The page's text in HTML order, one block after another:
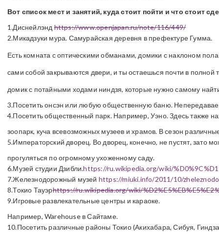
Вот список мест и занятий, куда стоит пойти и что стоит
1.Диснейлэндhttps://www.openjapan.ru/note/116/449/
2.Микадзуки мура. Самурайская деревня в префектуре Гумма.
Есть комната с оптическими обманами, домики с наклоном
сами собой закрываются двери, и ты остаешься почти в полной
домик с потайными ходами ниндзя, которые нужно самому
3.Посетить онсэн или любую общественную баню.
4.Посетить общественный парк. Например, Уэно. Здесь также
зоопарк, куча всевозможных музеев и храмов. В сезон
5.Императорский дворец. Во дворец, конечно, не пустят, зато
прогуляться по огромному ухоженному саду.
6.Музей студии Дзибли.https://ru.wikipedia.org/wiki/
7.Железнодорожный музей https://miuki.info/2011/10/
8.Токио Тауэрhttps://ru.wikipedia.org/wiki/
9.Игровые развлекательные центры и караоке.
Например, Warehouse в Сайтаме.
10.Посетить различные районы Токио (Акихабара, Сибуя,